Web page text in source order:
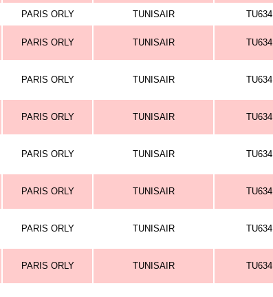
PARIS ORLY TUNISAIR TU634
PARIS ORLY TUNISAIR TU634
PARIS ORLY TUNISAIR TU634
PARIS ORLY TUNISAIR TU634
PARIS ORLY TUNISAIR TU634
PARIS ORLY TUNISAIR TU634
PARIS ORLY TUNISAIR TU634
PARIS ORLY TUNISAIR TU634